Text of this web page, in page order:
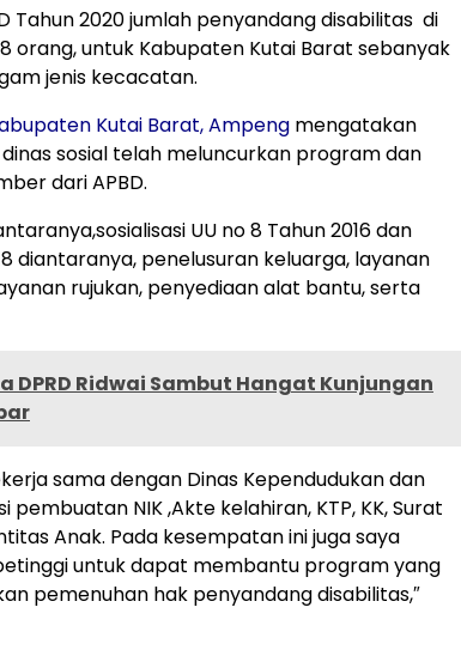
Tahun 2020 jumlah penyandang disabilitas di
orang, untuk Kabupaten Kutai Barat sebanyak
jenis kecacatan.
Kutai Barat, Ampeng mengatakan
sosial telah meluncurkan program dan
dari APBD.
UU no 8 Tahun 2016 dan
diantaranya, penelusuran keluarga, layanan
rujukan, penyediaan alat bantu, serta
DPRD Ridwai Sambut Hangat Kunjungan
sama dengan Dinas Kependudukan dan
pembuatan NIK ,Akte kelahiran, KTP, KK, Surat
Anak. Pada kesempatan ini juga saya
untuk dapat membantu program yang
pemenuhan hak penyandang disabilitas,″